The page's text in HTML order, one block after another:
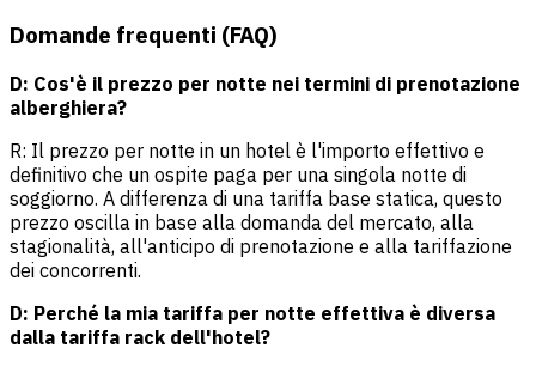
Domande frequenti (FAQ)
D: Cos'è il prezzo per notte nei termini di prenotazione
alberghiera?
R: Il prezzo per notte in un hotel è l'importo effettivo e
definitivo che un ospite paga per una singola notte di
soggiorno. A differenza di una tariffa base statica, questo
prezzo oscilla in base alla domanda del mercato, alla
stagionalità, all'anticipo di prenotazione e alla tariffazione
dei concorrenti.
D: Perché la mia tariffa per notte effettiva è diversa
dalla tariffa rack dell'hotel?